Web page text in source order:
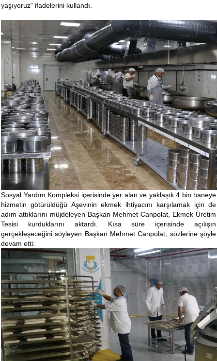
yaşıyoruz” ifadelerini kullandı.
Sosyal Yardım Kompleksi içerisinde yer alan ve yaklaşık 4 bin haneye
hizmetin götürüldüğü Aşevinin ekmek ihtiyacını karşılamak için de
adım attıklarını müjdeleyen Başkan Mehmet Canpolat, Ekmek Üretim
Tesisi kurduklarını aktardı. Kısa süre içerisinde açılışın
gerçekleşeceğini söyleyen Başkan Mehmet Canpolat, sözlerine şöyle
devam etti: